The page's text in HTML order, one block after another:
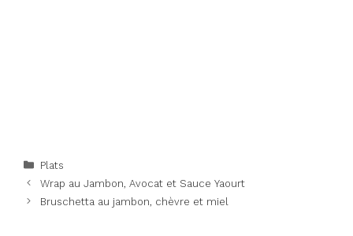
Categories
Plats
Wrap au Jambon, Avocat et Sauce Yaourt
Bruschetta au jambon, chèvre et miel